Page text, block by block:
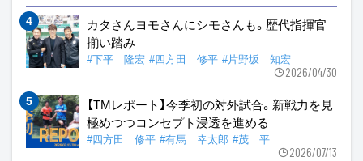
カタさんヨモさんにシモさんも。歴代指揮官
揃い踏み
#下平 隆宏 #四方田 修平 #片野坂 知宏
2026/04/30
【TMレポート】今季初の対外試合。新戦力を見
極めつつコンセプト浸透を進める
#四方田 修平 #有馬 幸太郎 #茂 平
2026/07/13